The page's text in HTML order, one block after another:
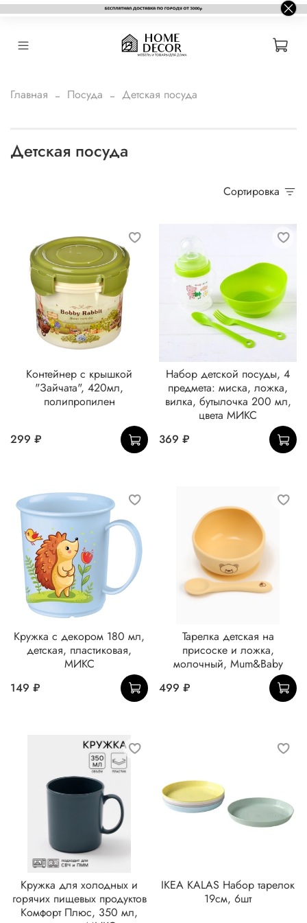
Главная Посуда Детская посуда
Детская посуда
Сортировка
Контейнер с крышкой
"Зайчата", 420мл,
полипропилен
299 ₽
Набор детской посуды, 4
предмета: миска, ложка,
вилка, бутылочка 200 мл,
цвета МИКС
369 ₽
Кружка с декором 180 мл,
детская, пластиковая,
МИКС
149 ₽
Тарелка детская на
присоске и ложка,
молочный, Mum&Baby
499 ₽
Кружка для холодных и
горячих пищевых продуктов
Комфорт Плюс, 350 мл,
IKEA KALAS Набор тарелок
19см, 6шт